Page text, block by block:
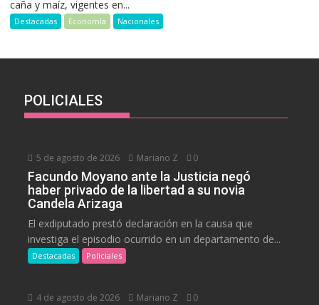
caña y maíz, vigentes en...
Destacadas Economía Nacionales
POLICIALES
5 de agosto de 2026 Mariano Z 0
Facundo Moyano ante la Justicia negó
haber privado de la libertad a su novia
Candela Arizaga
El exdiputado prestó declaración en la causa que
investiga el episodio ocurrido en un departamento de...
Destacadas Policiales
4 de agosto de 2026 Mariano Z 0